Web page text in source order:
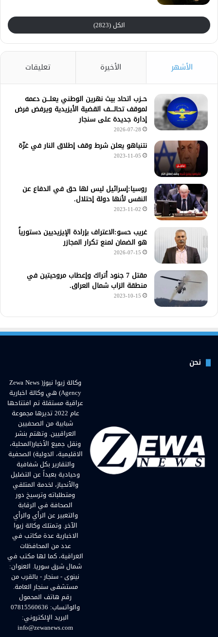
الكل (2823)
الأشهر الأخيرة تعليقات
حــزب اتحاد بيث نهرين الوطني يعلـــن دعمه
لموقف تحالــــف القضية الأيزيدية ويرفض فرض
إدارة جديدة على سنجار
2026-07-28
نتنياهو يعلن شرط وقف إطلاق النار في غزّة
2023-11-05
روسيا:إسرائيل ليس لها حق في الدفاع عن
النفس لأنها دولة إحتلال.
2023-11-02
غريب حسو:الاعتراف بإرادة الإيزيديين دستورياً
هو الضمان لمنع تكرار المجازر
2026-07-15
مقتل 7 جنود أتراك وإعطاب مروحيتين في
منطقة الزاب شمال العراق.
2023-10-15
نحن
وكالة زيوا نيوز( Zewa News
Agency) هي وكالة اخبارية
عراقية مستقلة تم افتتاحها
عام 2022 تديرها مجموعة
شبابية من الصحفيين
العراقيين. وتهتم بنشر
ونقل جميع الأخبار(المحلية،
الاقليمية، الدولية) الصحفية
والتقارير بكل شفافية
وحيادية بعيداً عن التضليل
والأنحياز، لخدمة المتلقي
ومتطلباته وترسيخ دور
الصحافة في الرقابة
والتعبير عن الرأي والرأي
الآخر. وتمتلك وكالة زيوا
الاخبارية عدة مكاتب في
عدد من المحافظات
العراقية، كما لها مكتب في
شمال شرق سوريا. العنوان:
نينوى - سنجار - بالقرب من
مستشفى سنجار العامة.
رقم هاتف المحمول
والواتساب: 07815560636
البريد الإلكتروني:
info@zewanews.com